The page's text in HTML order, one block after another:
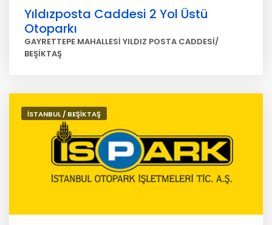
Yıldızposta Caddesi 2 Yol Üstü
Otoparkı
GAYRETTEPE MAHALLESİ YILDIZ POSTA CADDESİ/
BEŞİKTAŞ
İSTANBUL / BEŞİKTAŞ